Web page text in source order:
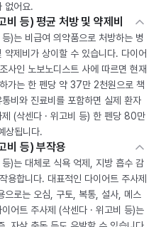
없어요.
비 등) 평균 처방 및 약제비
)는 비급여 의약품으로 처방하는 병
제비가 상이할 수 있습니다. 다이어
사인 노보노디스트 사에 따르면 현재
가는 한 펜당 약 37만 2천원으로 책
비와 진료비를 포함하면 실제 환자
(삭센다 · 위고비 등) 한 펜당 80만
상됩니다.
비 등) 부작용
)는 대체로 식욕 억제, 지방 흡수 감
용합니다. 대표적인 다이어트 주사제
으로는 오심, 구토, 복통, 설사, 메스
어트 주사제 (삭센다 · 위고비 등)는